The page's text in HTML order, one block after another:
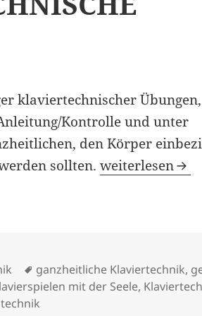
klaviertechnischer
Kontrolle und unter
den Körper
sollten.weiterlesen
Schlagwörter
ganzheitliche Klaviertechnik,
mit der Seele,
technik